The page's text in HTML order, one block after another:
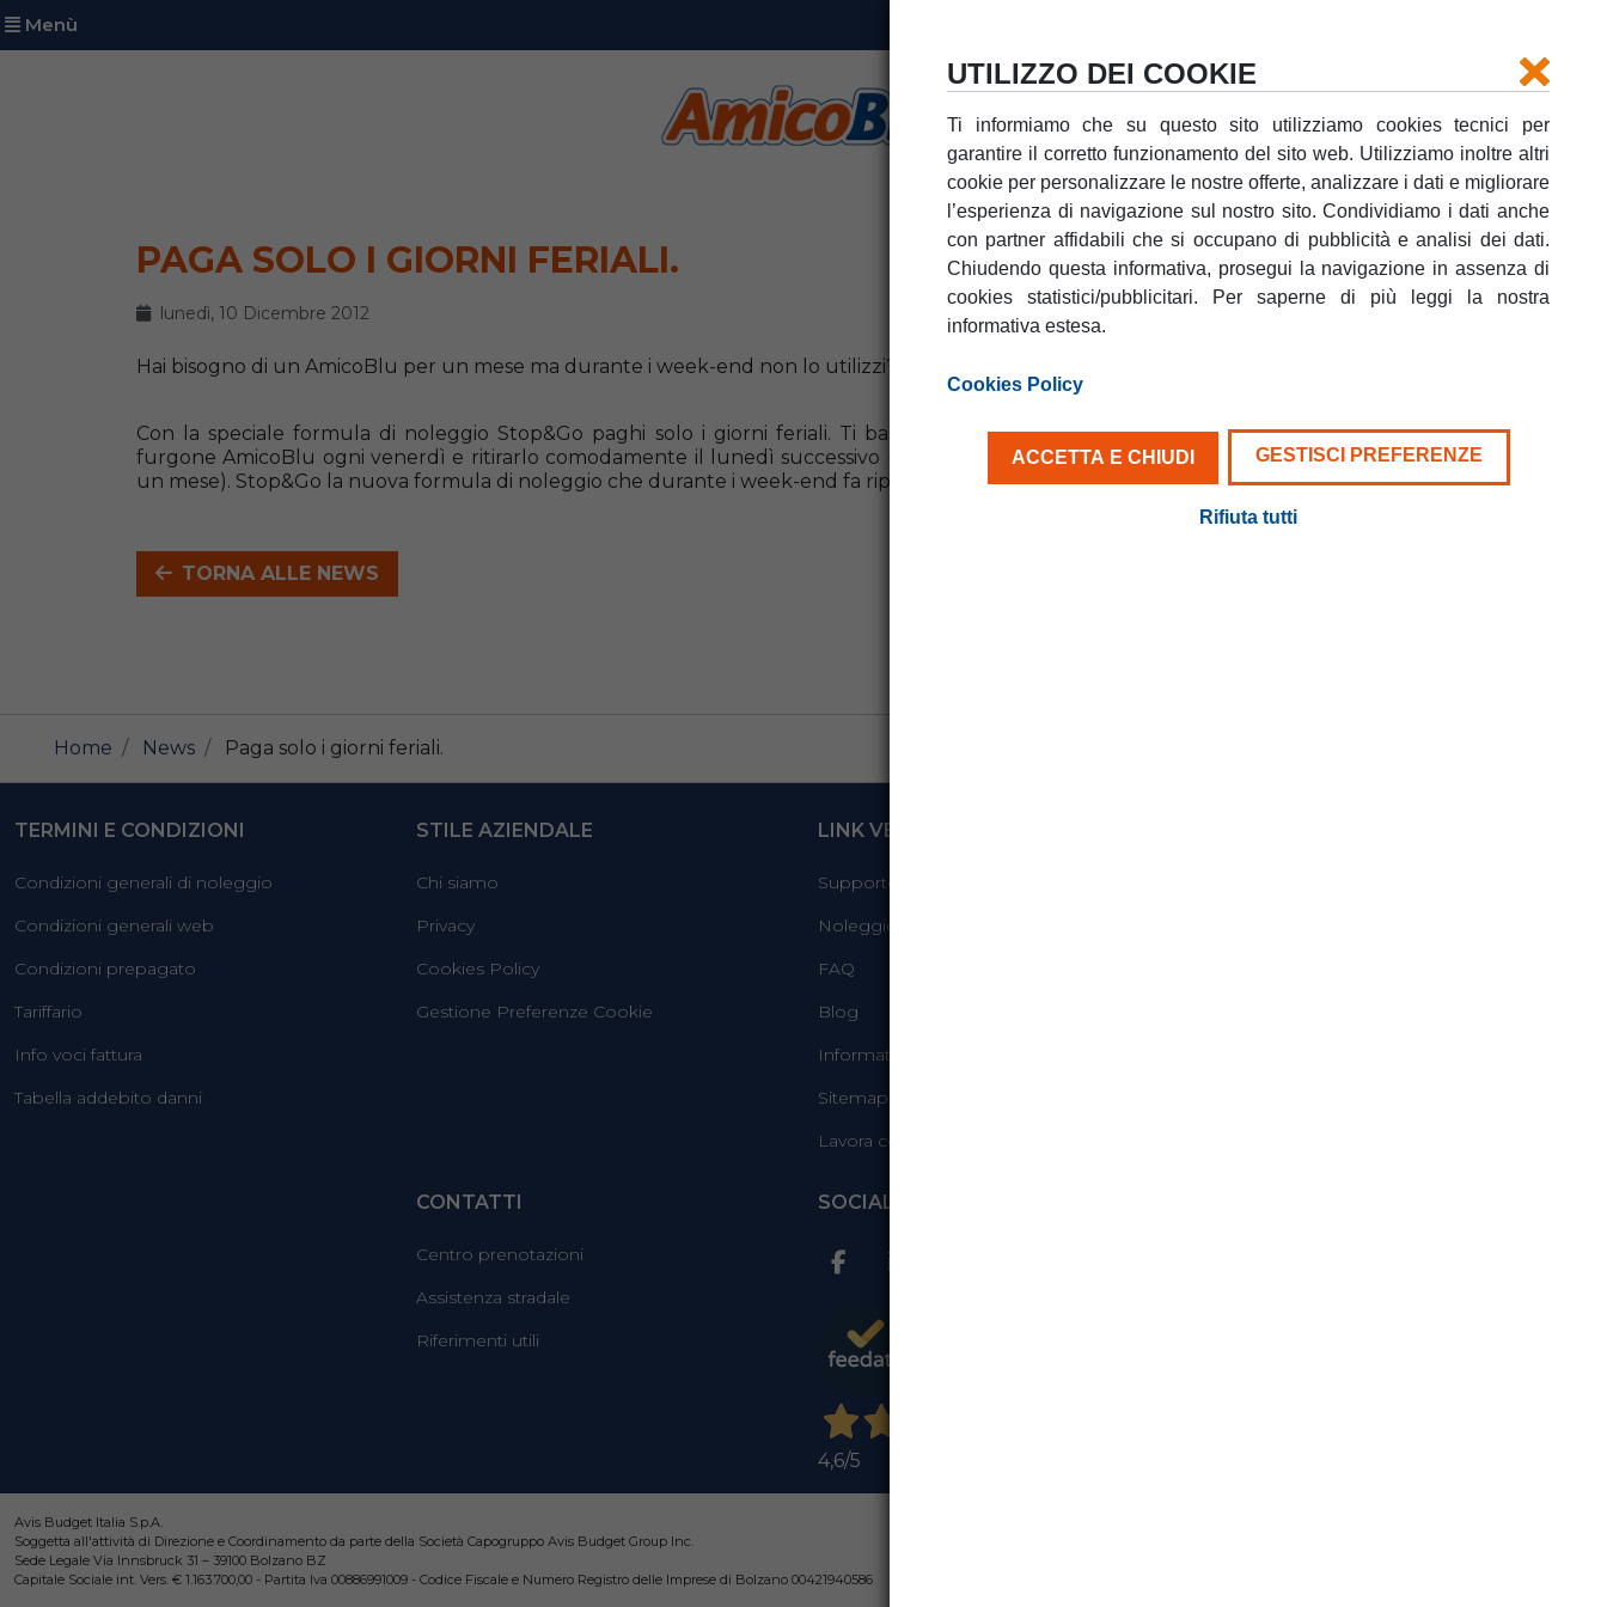
Menù
PAGA SOLO I GIORNI FERIALI.
lunedì, 10 Dicembre 2012
Hai bisogno di un AmicoBlu per un mese ma durante i week-end non lo utilizzi?
Con la speciale formula di noleggio Stop&Go paghi solo i giorni feriali. Ti basterà riconsegnare il tuo
furgone AmicoBlu ogni venerdì e ritirarlo comodamente il lunedì successivo (noleggio di 21 anzichè di
un mese). Stop&Go la nuova formula di noleggio che durante i week-end fa riposare anche i tuoi costi.
TORNA ALLE NEWS
Home News Paga solo i giorni feriali.
TERMINI E CONDIZIONI
Condizioni generali di noleggio
Condizioni generali web
Condizioni prepagato
Tariffario
Info voci fattura
Tabella addebito danni
STILE AZIENDALE
Chi siamo
Privacy
Cookies Policy
Gestione Preferenze Cookie
LINK VELOCI
Supporto
Noleggio sicuro
FAQ
Blog
Informativa Whistleblowing
Sitemap
Lavora con noi
CONTATTI
Centro prenotazioni
Assistenza stradale
Riferimenti utili
SOCIAL
4,6/5
Avis Budget Italia S.p.A.
Soggetta all'attività di Direzione e Coordinamento da parte della Società Capogruppo Avis Budget Group Inc.
Sede Legale Via Innsbruck 31 – 39100 Bolzano BZ
Capitale Sociale int. Vers. € 1.163.700,00 - Partita Iva 00886991009 - Codice Fiscale e Numero Registro delle Imprese di Bolzano 00421940586
UTILIZZO DEI COOKIE
Ti informiamo che su questo sito utilizziamo cookies tecnici per
garantire il corretto funzionamento del sito web. Utilizziamo inoltre altri
cookie per personalizzare le nostre offerte, analizzare i dati e migliorare
l’esperienza di navigazione sul nostro sito. Condividiamo i dati anche
con partner affidabili che si occupano di pubblicità e analisi dei dati.
Chiudendo questa informativa, prosegui la navigazione in assenza di
cookies statistici/pubblicitari. Per saperne di più leggi la nostra
informativa estesa.
Cookies Policy
ACCETTA E CHIUDI GESTISCI PREFERENZE
Rifiuta tutti